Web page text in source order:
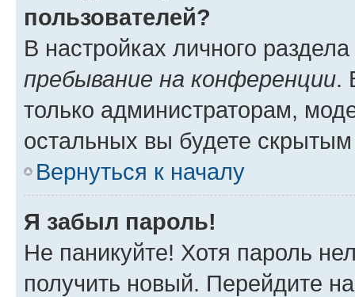
пользователей?
В настройках личного
пребывание на конференции.
только администраторам,
остальных вы будете
Вернуться к началу
Я забыл пароль!
Не паникуйте! Хотя пароль
получить новый. Перейдите